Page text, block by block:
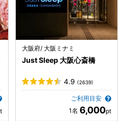
大阪府/ 大阪ミナミ
Just Sleep 大阪心斎橋
4.9 (2639)
ご利用目安
6,000